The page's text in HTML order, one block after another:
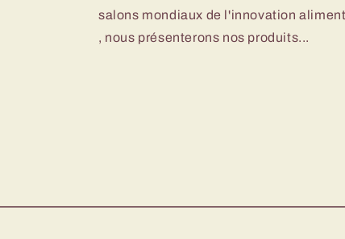
salons mondiaux de l'innovation
, nous présenterons nos produits...